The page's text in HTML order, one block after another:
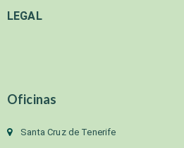
LEGAL
Oficinas
Santa Cruz de Tenerife